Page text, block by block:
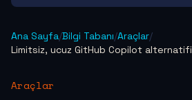
Ana Sayfa/Bilgi Tabanı/Araçlar/
Limitsiz, ucuz GitHub Copilot alternatifi
Araçlar